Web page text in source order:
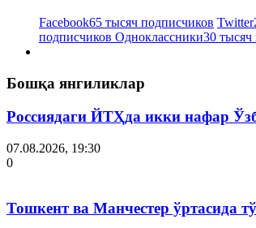
Facebook65 тысяч подписчиков Twitter
подписчиков Одноклассники30 тысяч
Бошқа янгиликлар
Россиядаги ЙТҲда икки нафар
07.08.2026, 19:30
0
Тошкент ва Манчестер ўртасида